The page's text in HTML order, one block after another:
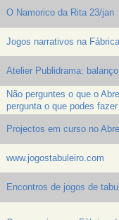
O Namorico da Rita 23/jan
Jogos narrativos na
Atelier Publidrama:
Não perguntes o que o
pergunta o que podes
Projectos em curso no
www.jogostabuleiro.com
Encontros de jogos de